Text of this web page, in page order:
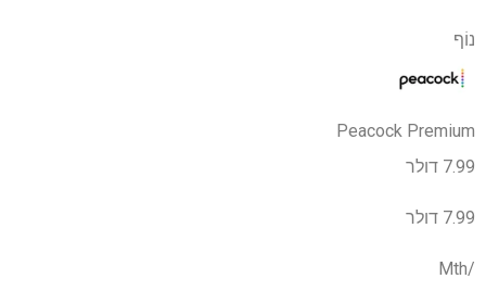
נוֹף
Peacock Premium
7.99 דולר
7.99 דולר
/Mth